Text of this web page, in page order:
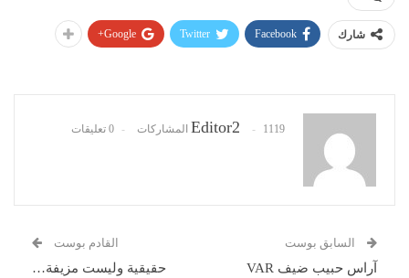
شارك Facebook
Twitter
Google+
Editor2 1119 المشاركات 0 تعليقات
السابق بوست
آراس حبيب ضيف VAR
القادم بوست
حقيقية وليست مزيفة…